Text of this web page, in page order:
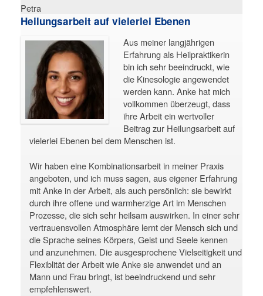
Petra
Heilungsarbeit auf vielerlei Ebenen
Aus meiner langjährigen
Erfahrung als Heilpraktikerin
bin ich sehr beeindruckt, wie
die Kinesologie angewendet
werden kann. Anke hat mich
vollkommen überzeugt, dass
ihre Arbeit ein wertvoller
Beitrag zur Heilungsarbeit auf
vielerlei Ebenen bei dem Menschen ist.
Wir haben eine Kombinationsarbeit in meiner Praxis
angeboten, und ich muss sagen, aus eigener Erfahrung
mit Anke in der Arbeit, als auch persönlich: sie bewirkt
durch ihre offene und warmherzige Art im Menschen
Prozesse, die sich sehr heilsam auswirken. In einer sehr
vertrauensvollen Atmosphäre lernt der Mensch sich und
die Sprache seines Körpers, Geist und Seele kennen
und anzunehmen. Die ausgesprochene Vielseitigkeit und
Flexiblität der Arbeit wie Anke sie anwendet und an
Mann und Frau bringt, ist beeindruckend und sehr
empfehlenswert.